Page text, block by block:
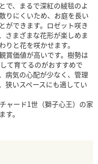
で、まるで深紅の絨毯のよ
りにくいため、お庭を長い
ができます。ロゼット咲き
さまざまな花形が楽しめま
と花を咲かせます。
賞価値が高いです。樹勢は
て育てるのがおすすめで
病気の心配が少なく、管理
狭いスペースにも適してい
ャード1世（獅子心王）の家
。